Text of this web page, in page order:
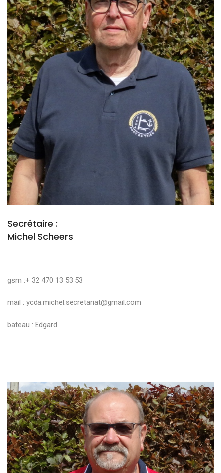
Secrétaire :
Michel Scheers
gsm :+ 32 470 13 53 53
mail : ycda.michel.secretariat@gmail.com
bateau : Edgard